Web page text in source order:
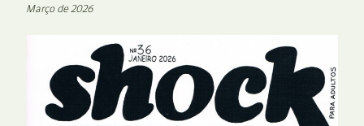
Março de 2026